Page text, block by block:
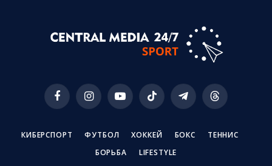
FacebookInstagramYouTubeTikTok TelegramThreads
КИБЕРСПОРТ ФУТБОЛ ХОККЕЙ БОКС
ТЕННИС
БОРЬБА
LIFESTYLE